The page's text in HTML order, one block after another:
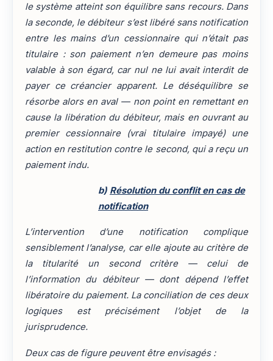
le système atteint son équilibre sans recours. Dans
la seconde, le débiteur s’est libéré sans notification
entre les mains d’un cessionnaire qui n’était pas
titulaire : son paiement n’en demeure pas moins
valable à son égard, car nul ne lui avait interdit de
payer ce créancier apparent. Le déséquilibre se
résorbe alors en aval — non point en remettant en
cause la libération du débiteur, mais en ouvrant au
premier cessionnaire (vrai titulaire impayé) une
action en restitution contre le second, qui a reçu un
paiement indu.
b) Résolution du conflit en cas de
notification
L’intervention d’une notification complique
sensiblement l’analyse, car elle ajoute au critère de
la titularité un second critère — celui de
l’information du débiteur — dont dépend l’effet
libératoire du paiement. La conciliation de ces deux
logiques est précisément l’objet de la
jurisprudence.
Deux cas de figure peuvent être envisagés :